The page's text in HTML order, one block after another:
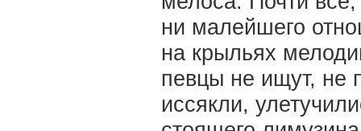
ни малейшего
на крыльях
певцы не ищут, не
иссякли,